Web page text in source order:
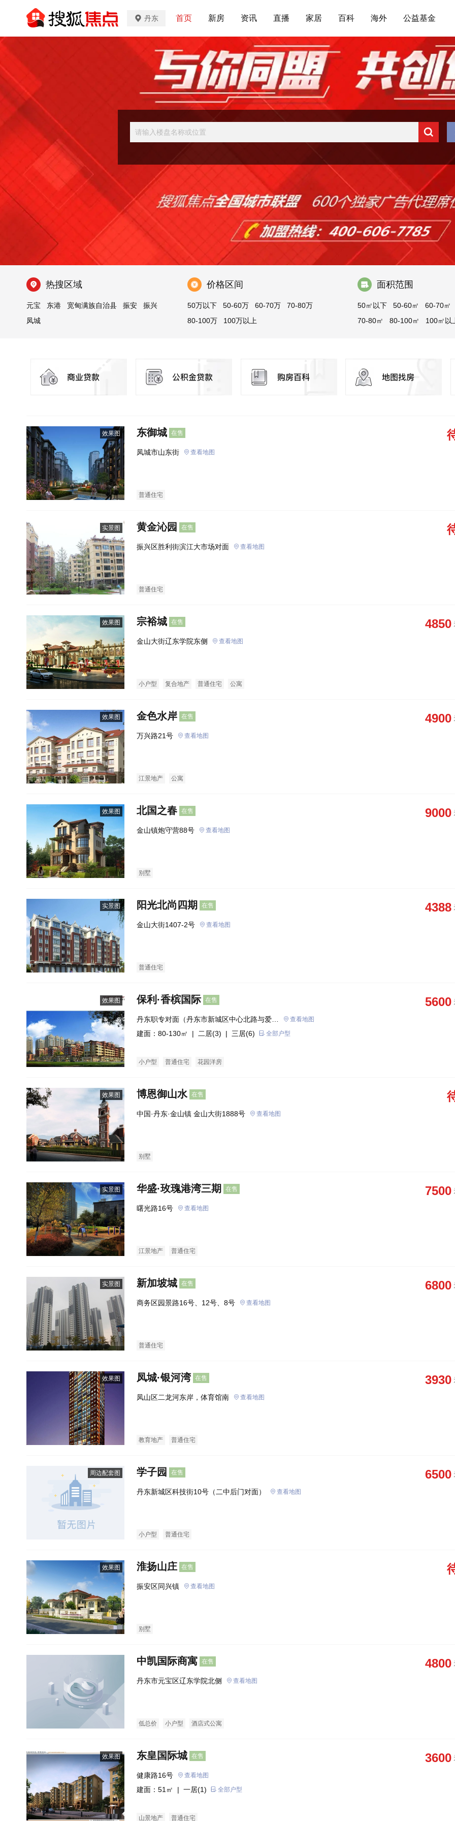
丹东 首页 新房 资讯 直播 家居 百科 海外 公益基金
热搜区域
元宝 东港 宽甸满族自治县 振安
振兴
凤城
价格区间
50万以下 50-60万 60-70万
70-80万
80-100万
100万以上
面积范围
50㎡以下 50-60㎡
60-70㎡
70-80㎡
80-100㎡ 100㎡以
效果图 东御城 在售
凤城市山东街 查看地图
普通住宅
实景图 黄金沁园 在售
振兴区胜利街滨江大市场对面 查看地图
普通住宅
效果图 宗裕城 在售 4850
金山大街辽东学院东侧 查看地图
小户型 复合地产 普通住宅 公寓
效果图 金色水岸 在售 4900
万兴路21号 查看地图
江景地产 公寓
效果图 北国之春 在售 9000
金山镇炮守营88号 查看地图
别墅
实景图 阳光北尚四期 在售 4388
金山大街1407-2号 查看地图
普通住宅
效果图 保利·香槟国际 在售 5600
丹东职专对面（丹东市新城区中心北路与爱河
大街交汇处）
查看地图
建面：80-130㎡ | 二居(3) | 三居(6) 全部户型
小户型 普通住宅 花园洋房
效果图 博恩御山水 在售
中国·丹东·金山镇 金山大街1888号 查看地图
别墅
实景图 华盛·玫瑰港湾三期 在售 7500
曙光路16号 查看地图
江景地产 普通住宅
实景图 新加坡城 在售 6800
商务区园景路16号、12号、8号 查看地图
普通住宅
效果图 凤城·银河湾 在售 3930
凤山区二龙河东岸，体育馆南 查看地图
教育地产 普通住宅
周边配套图 学子园 在售 6500
丹东新城区科技街10号（二中后门对面） 查看地图
小户型 普通住宅
效果图 淮扬山庄 在售
振安区同兴镇 查看地图
别墅
中凯国际商寓 在售 4800
丹东市元宝区辽东学院北侧 查看地图
低总价 小户型 酒店式公寓
效果图 东皇国际城 在售 3600
健康路16号 查看地图
建面：51㎡ | 一居(1) 全部户型
山景地产 普通住宅